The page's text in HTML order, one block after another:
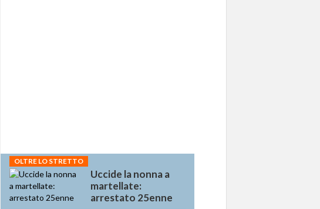
OLTRE LO STRETTO
Uccide la nonna a
martellate:
arrestato 25enne